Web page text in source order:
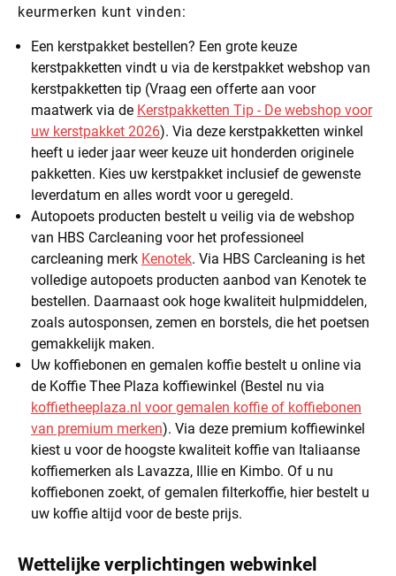
keurmerken kunt vinden:
Een kerstpakket bestellen? Een grote keuze
kerstpakketten vindt u via de kerstpakket webshop van
kerstpakketten tip (Vraag een offerte aan voor
maatwerk via de Kerstpakketten Tip - De webshop voor
uw kerstpakket 2026). Via deze kerstpakketten winkel
heeft u ieder jaar weer keuze uit honderden originele
pakketten. Kies uw kerstpakket inclusief de gewenste
leverdatum en alles wordt voor u geregeld.
Autopoets producten bestelt u veilig via de webshop
van HBS Carcleaning voor het professioneel
carcleaning merk Kenotek. Via HBS Carcleaning is het
volledige autopoets producten aanbod van Kenotek te
bestellen. Daarnaast ook hoge kwaliteit hulpmiddelen,
zoals autosponsen, zemen en borstels, die het poetsen
gemakkelijk maken.
Uw koffiebonen en gemalen koffie bestelt u online via
de Koffie Thee Plaza koffiewinkel (Bestel nu via
koffietheeplaza.nl voor gemalen koffie of koffiebonen
van premium merken). Via deze premium koffiewinkel
kiest u voor de hoogste kwaliteit koffie van Italiaanse
koffiemerken als Lavazza, Illie en Kimbo. Of u nu
koffiebonen zoekt, of gemalen filterkoffie, hier bestelt u
uw koffie altijd voor de beste prijs.
Wettelijke verplichtingen webwinkel